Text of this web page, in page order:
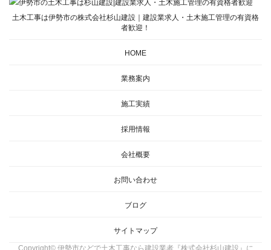
土木工事は伊勢市の株式会社杉山建設｜建設業求人・土木施工管理の有資格
者歓迎！
HOME
業務案内
施工実績
採用情報
会社概要
お問い合わせ
ブログ
サイトマップ
Copyright© 伊勢市などで土木工事なら建設業者『株式会社杉山建設』に